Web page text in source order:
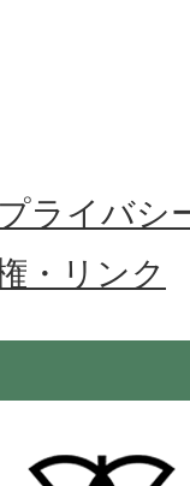
プライバシ
・リンク